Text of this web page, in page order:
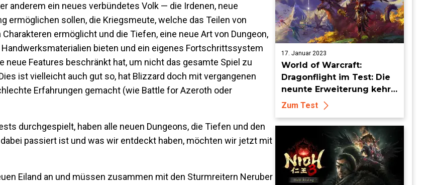
anderem ein neues verbündetes Volk — die Irdenen, neue
ermöglichen sollen, die Kriegsmeute, welche das Teilen von
ermöglicht und die Tiefen, eine neue Art von Dungeon,
bieten und ein eigenes Fortschrittssystem
Features beschränkt hat, um nicht das gesamte Spiel zu
ist vielleicht auch gut so, hat Blizzard doch mit vergangenen
Erfahrungen gemacht (wie Battle for Azeroth oder
durchgespielt, haben alle neuen Dungeons, die Tiefen und den
passiert ist und was wir entdeckt haben, möchten wir jetzt mit
Eiland an und müssen zusammen mit den Sturmreitern Neruber
17. Januar 2023
World of Warcraft:
Dragonflight im Test: Die
neunte Erweiterung kehrt
zurück zu alten Wurzeln,
aber wagt auch viele neue
Schritte.
Zum Test